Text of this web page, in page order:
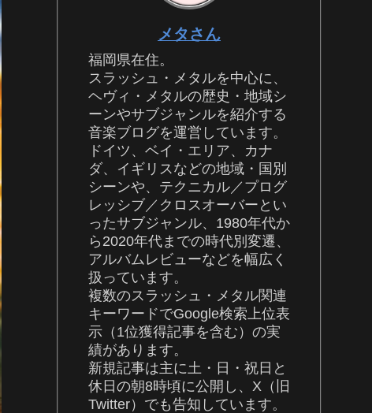
メタさん
福岡県在住。
スラッシュ・メタルを中心に、
ヘヴィ・メタルの歴史・地域シ
ーンやサブジャンルを紹介する
音楽ブログを運営しています。
ドイツ、ベイ・エリア、カナ
ダ、イギリスなどの地域・国別
シーンや、テクニカル／プログ
レッシブ／クロスオーバーとい
ったサブジャンル、1980年代か
ら2020年代までの時代別変遷、
アルバムレビューなどを幅広く
扱っています。
複数のスラッシュ・メタル関連
キーワードでGoogle検索上位表
示（1位獲得記事を含む）の実
績があります。
新規記事は主に土・日・祝日と
休日の朝8時頃に公開し、X（旧
Twitter）でも告知しています。